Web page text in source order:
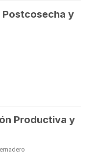
Postcosecha y
Productiva y